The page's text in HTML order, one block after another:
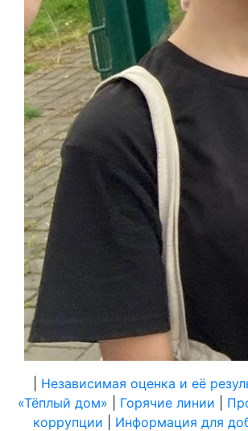
Независимая оценка и её
«Тёплый дом»
Горячие линии
коррупции
Информация для